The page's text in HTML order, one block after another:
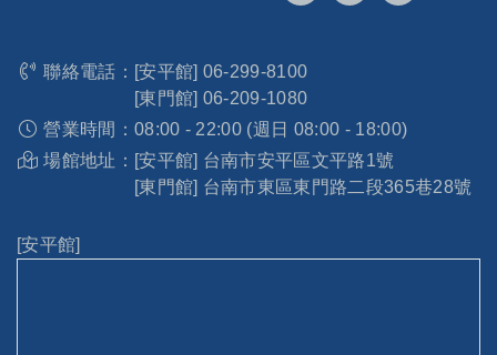
聯絡電話： [安平館] 06-299-8100
[東門館] 06-209-1080
營業時間： 08:00 - 22:00 (週日 08:00 - 18:00)
場館地址： [安平館] 台南市安平區文平路1號
[東門館] 台南市東區東門路二段365巷28號
[安平館]